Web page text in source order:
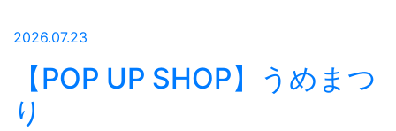
2026.07.23
【POP UP SHOP】うめまつ
り